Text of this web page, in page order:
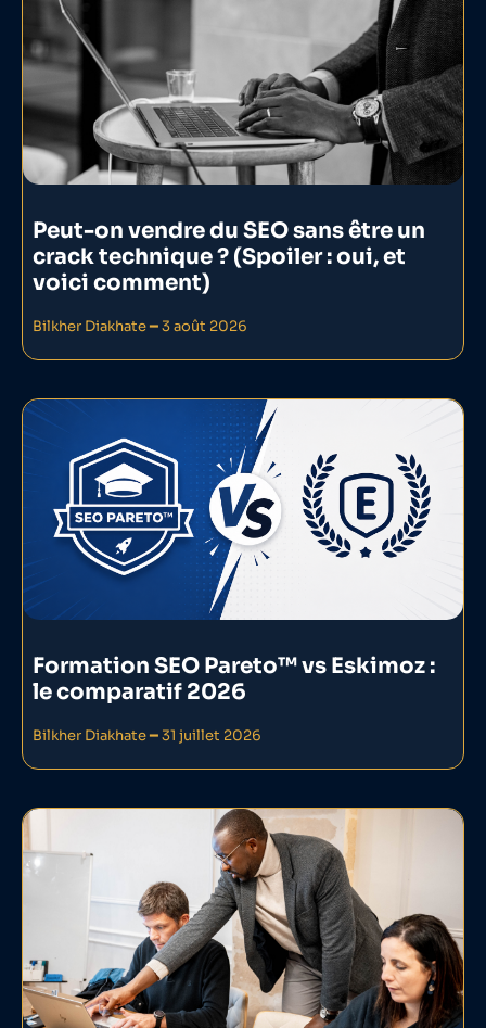
Peut-on vendre du SEO sans être un
crack technique ? (Spoiler : oui, et
voici comment)
Bilkher Diakhate 3 août 2026
Formation SEO Pareto™ vs Eskimoz :
le comparatif 2026
Bilkher Diakhate 31 juillet 2026